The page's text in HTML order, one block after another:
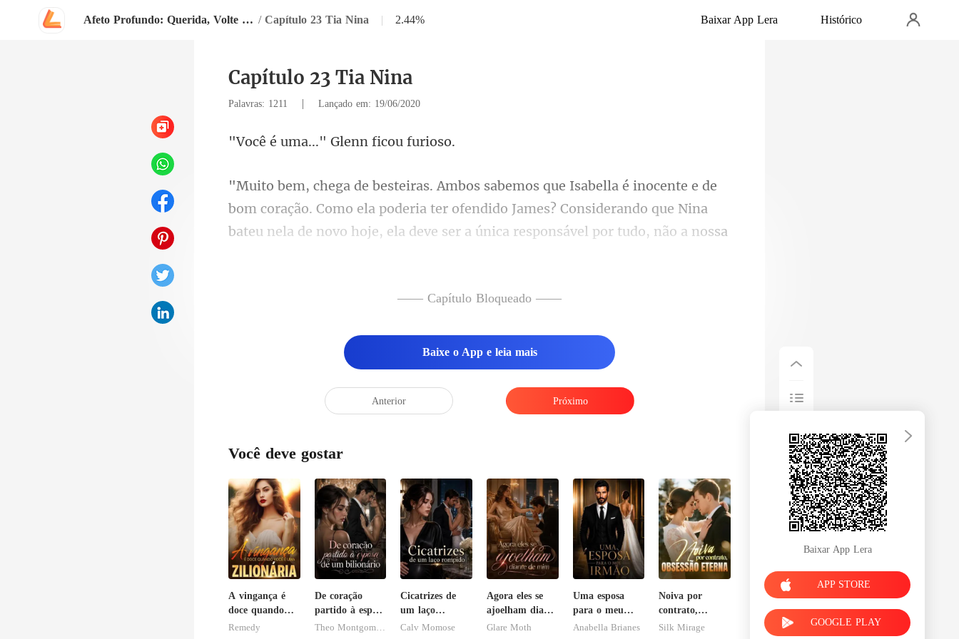
Afeto Profundo: Querida, Volte Para Mim / Capítulo 23 Tia Nina | 2.44% Baixar App Lera Histórico
Capítulo 23 Tia Nina
Palavras: 1211 | Lançado em: 19/06/2020
.." Glenn fi
coração. Como ela poderia ter ofendido James? Considerando que Nina
bateu nel
na", a garota repetiu o
—— Capítulo Bloqueado ——
Baixe o App e leia mais
Anterior Próximo
Você deve gostar
A vingança é
doce quando
você é uma
Remedy
De coração
partido à esposa
de um
Cicatrizes de
um laço
rompido
Calv Momose
Agora eles se
ajoelham diante
de mim
Glare Moth
Uma esposa
para o meu
irmão
Anabella Brianes
Noiva por
contrato,
obsessão eterna
Silk Mirage
Baixar App Lera
APP STORE
GOOGLE PLAY